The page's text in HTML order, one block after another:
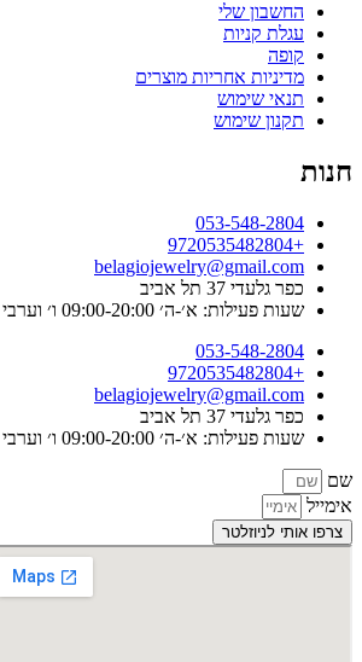
החשבון שלי
עגלת קניות
קופה
מדיניות אחריות מוצרים
תנאי שימוש
תקנון שימוש
חנות
053-548-2804
+9720535482804
belagiojewelry@gmail.com
כפר גלעדי 37 תל אביב
שעות פעילות: א׳-ה׳ 09:00-20:00 ו׳ וערבי חג 9:00-15:00
053-548-2804
+9720535482804
belagiojewelry@gmail.com
כפר גלעדי 37 תל אביב
שעות פעילות: א׳-ה׳ 09:00-20:00 ו׳ וערבי חג 9:00-15:00
שם
אימייל
צרפו אותי לניוזלטר